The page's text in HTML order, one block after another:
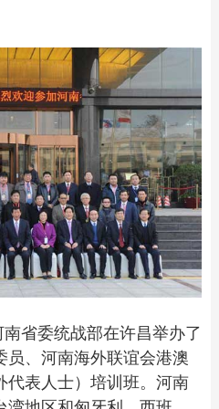
省委统战部在许昌举办了
员、河南海外联谊会港澳
代表人士）培训班。河南